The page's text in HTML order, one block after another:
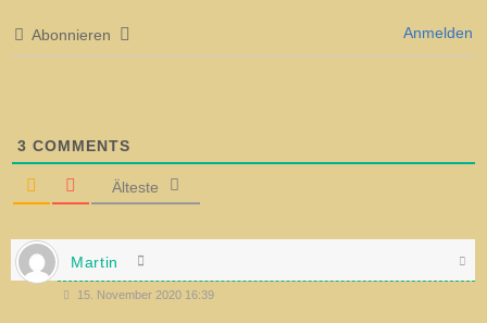
Abonnieren Anmelden
3 COMMENTS
Älteste
Martin
15. November 2020 16:39